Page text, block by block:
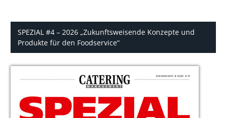
SPEZIAL #4 – 2026 „Zukunftsweisende Konzepte und
Produkte für den Foodservice“